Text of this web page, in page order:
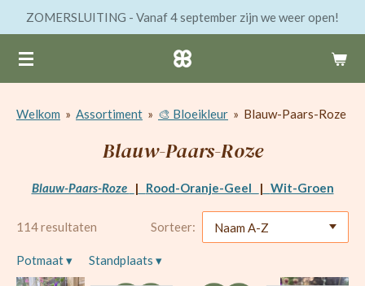
naar
de
ZOMERSLUITING - Vanaf 4 september zijn we weer open!
Welkom » Assortiment » 🎨 Bloeikleur » Blauw-Paars-Roze
Blauw-Paars-Roze
Blauw-Paars-Roze | Rood-Oranje-Geel | Wit-Groen
114 resultaten Sorteer:
Potmaat▾ Standplaats ▾